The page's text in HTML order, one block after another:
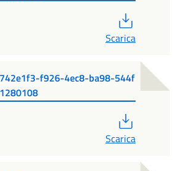
Scarica
f926-4ec8-ba98-544f
Scarica